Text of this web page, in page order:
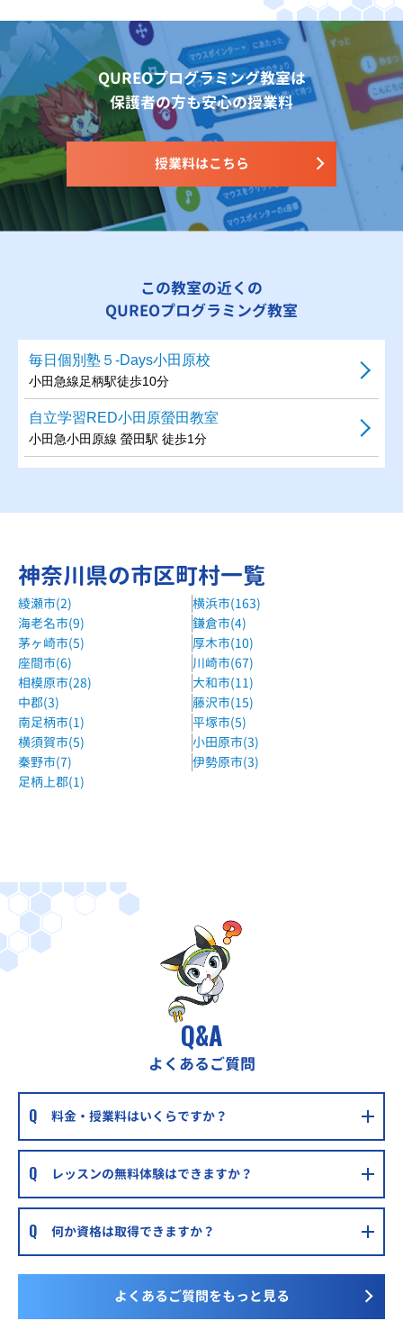
QUREOプログラミング教室は
保護者の方も安心の授業料
授業料はこちら
この教室の近くの
QUREOプログラミング教室
毎日個別塾５-Days小田原校
小田急線足柄駅徒歩10分
自立学習RED小田原螢田教室
小田急小田原線 螢田駅 徒歩1分
神奈川県の市区町村一覧
綾瀬市(2)
横浜市(163)
海老名市(9)
鎌倉市(4)
茅ヶ崎市(5)
厚木市(10)
座間市(6)
川崎市(67)
相模原市(28)
大和市(11)
中郡(3)
藤沢市(15)
南足柄市(1)
平塚市(5)
横須賀市(5)
小田原市(3)
秦野市(7)
伊勢原市(3)
足柄上郡(1)
Q&A
よくあるご質問
料金・授業料はいくらですか？
レッスンの無料体験はできますか？
何か資格は取得できますか？
よくあるご質問をもっと見る